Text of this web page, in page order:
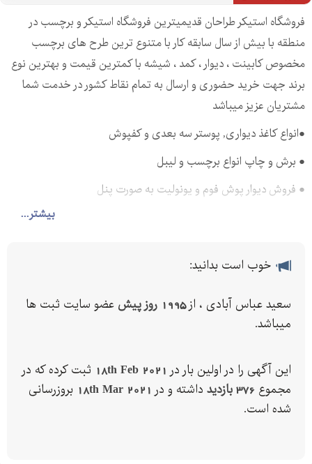
بیشتر...
فروشگاه استیکر طراحان قدیمیترین فروشگاه استیکر و برچسب در
منطقه با بیش از سال سابقه کار با متنوع ترین طرح های برچسب
مخصوص کابینت ، دیوار ، کمد ، شیشه با کمترین قیمت و بهترین نوع
برند جهت خرید حضوری و ارسال به تمام نقاط کشور در خدمت شما
مشتریان عزیز میباشد
●انواع کاغذ دیواری, پوستر سه بعدی و کفپوش
● برش و چاپ انواع برچسب و لیبل
● فروش دیوار پوش فوم و یونولیت به صورت پنل
تلفن همراه :
شبرنگ
استیکر
برچسب کابینت
خوب است بدانید:
سعید عباس آبادی ، از1995 روز پیش
عضو سایت ثبت ها
میباشد.
این آگهی را در اولین بار در 18th Feb 2021 ثبت کرده که در
مجموع 376 بازدید داشته و در 18th Mar 2021 بروزرسانی
شده است.